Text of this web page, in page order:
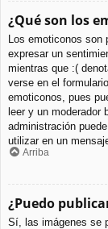
¿Qué son los
Los emoticonos son
expresar un
mientras que :(
verse en el
emoticonos, pues
leer y un moderador
administración
utilizar en un
Arriba
¿Puedo
Sí, las imágenes se